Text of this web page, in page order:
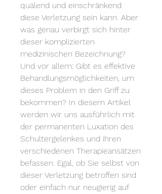
quälend und einschränkend
diese Verletzung sein kann. Aber
was genau verbirgt sich hinter
dieser komplizierten
medizinischen Bezeichnung?
Und vor allem: Gibt es effektive
Behandlungsmöglichkeiten, um
dieses Problem in den Griff zu
bekommen? In diesem Artikel
werden wir uns ausführlich mit
der permanenten Luxation des
Schultergelenkes und ihren
verschiedenen Therapieansätzen
befassen. Egal, ob Sie selbst von
dieser Verletzung betroffen sind
oder einfach nur neugierig auf